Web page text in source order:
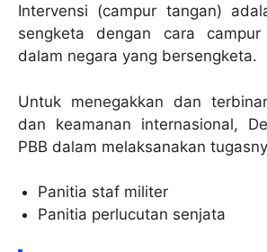
Intervensi (campur tangan)
sengketa dengan cara
dalam negara yang bersengketa.
Untuk menegakkan dan
dan keamanan internasional,
PBB dalam melaksanakan
Panitia staf militer
Panitia perlucutan senjata